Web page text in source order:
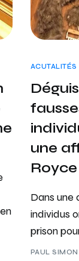
ACUTALITÉS
une
Dans une
individus
prison
PAUL SIMON